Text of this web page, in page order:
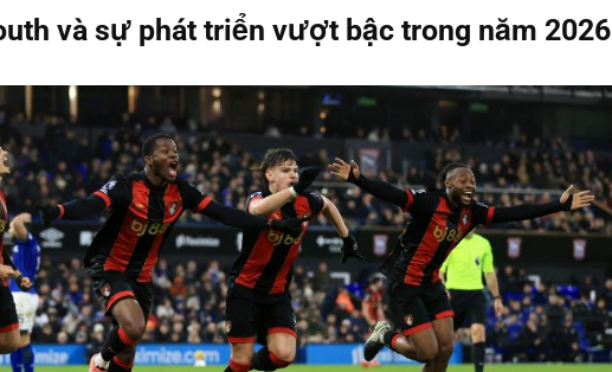
và sự phát triển vượt bậc trong năm 2026